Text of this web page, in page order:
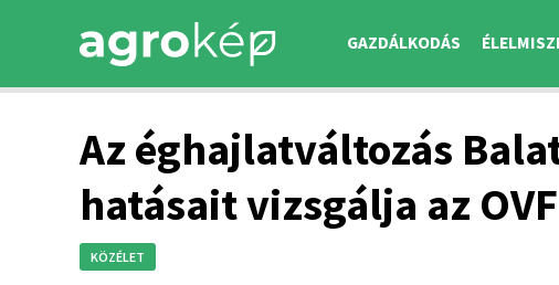
GAZDÁLKODÁS
Az éghajlatváltozás
hatásait vizsgálja az OVF
KÖZÉLET